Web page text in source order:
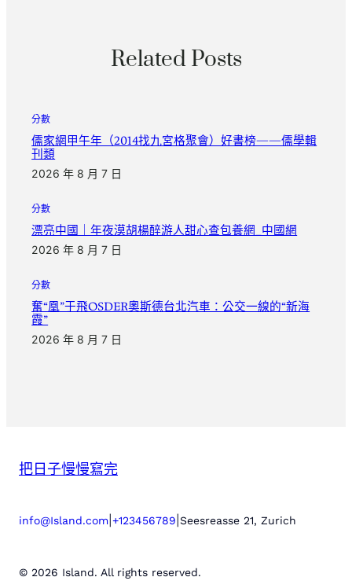
Related Posts
分數
儒家網甲午年（2014找九宮格聚會）好書榜——儒學輯
刊類
2026 年 8 月 7 日
分數
漂亮中國｜年夜漠胡楊醉游人甜心查包養網_中國網
2026 年 8 月 7 日
分數
奮“凰”于飛OSDER奧斯德台北汽車：公交一線的“新海
霞”
2026 年 8 月 7 日
把日子慢慢寫完
info@Island.com +123456789 Seesreasse 21, Zurich
© 2026 Island. All rights reserved.